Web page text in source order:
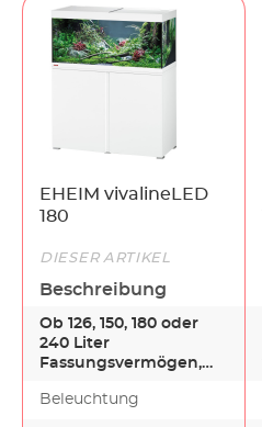
EHEIM vivalineLED
180
DIESER ARTIKEL
Beschreibung
Ob 126, 150, 180 oder
240 Liter
Fassungsvermögen,
aufeinander abge…
Beleuchtung